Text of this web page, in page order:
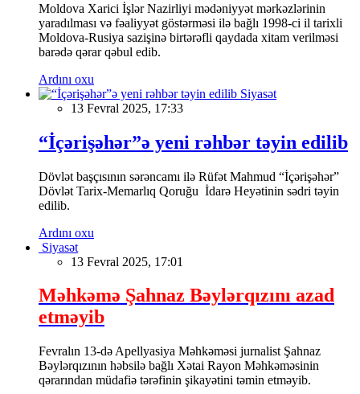
Moldova Xarici İşlər Nazirliyi mədəniyyət mərkəzlərinin
yaradılması və fəaliyyət göstərməsi ilə bağlı 1998-ci il tarixli
Moldova-Rusiya sazişinə birtərəfli qaydada xitam verilməsi
barədə qərar qəbul edib.
Ardını oxu
Siyasət
13 Fevral 2025, 17:33
“İçərişəhər”ə yeni rəhbər təyin edilib
Dövlət başçısının sərəncamı ilə Rüfət Mahmud “İçərişəhər”
Dövlət Tarix-Memarlıq Qoruğu İdarə Heyətinin sədri təyin
edilib.
Ardını oxu
Siyasət
13 Fevral 2025, 17:01
Məhkəmə Şahnaz Bəylərqızını azad
etməyib
Fevralın 13-də Apellyasiya Məhkəməsi jurnalist Şahnaz
Bəylərqızının həbsilə bağlı Xətai Rayon Məhkəməsinin
qərarından müdafiə tərəfinin şikayətini təmin etməyib.